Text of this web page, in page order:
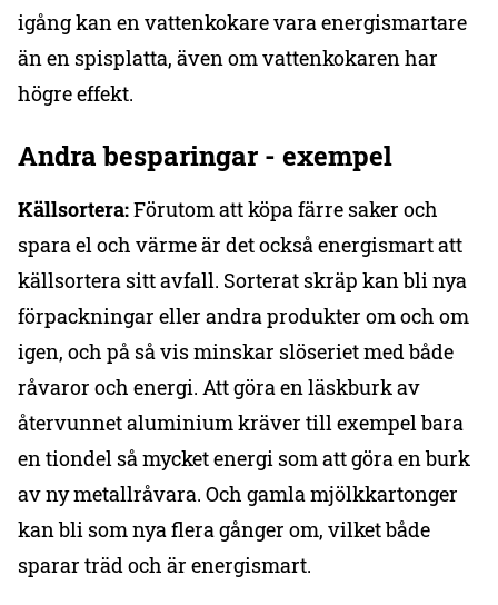
igång kan en vattenkokare vara energismartare
än en spisplatta, även om vattenkokaren har
högre effekt.
Andra besparingar - exempel
Källsortera:Förutom att köpa färre saker och
spara el och värme är det också energismart att
källsortera sitt avfall. Sorterat skräp kan bli nya
förpackningar eller andra produkter om och om
igen, och på så vis minskar slöseriet med både
råvaror och energi. Att göra en läskburk av
återvunnet aluminium kräver till exempel bara
en tiondel så mycket energi som att göra en burk
av ny metallråvara. Och gamla mjölkkartonger
kan bli som nya flera gånger om, vilket både
sparar träd och är energismart.